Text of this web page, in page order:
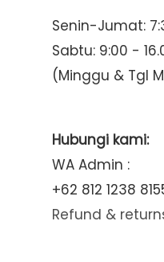
Senin-Jumat:
Sabtu: 9:00 -
(Minggu & Tgl
Hubungi kami:
WA Admin :
+62 812 1238
Refund &